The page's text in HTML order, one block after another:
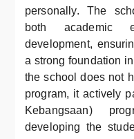
personally. The
both academic
development,
a strong foundation
the school does not
program, it actively
Kebangsaan)
developing the